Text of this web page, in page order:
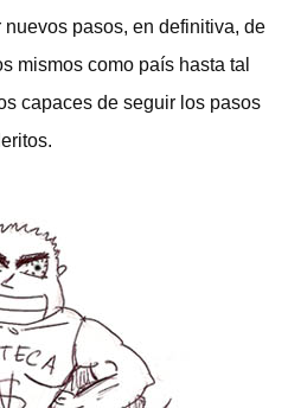
pasos, en definitiva, de
mismos como país hasta tal
capaces de seguir los pasos